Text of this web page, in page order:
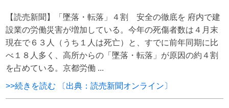
【読売新聞】「墜落・転落」４割 安全の徹底を 府内で建
設業の労働災害が増加している。今年の死傷者数は４月末
現在で６３人（うち１人は死亡）と、すでに前年同期に比
べ１８人多く、高所からの「墜落・転落」が原因の約４割
を占めている。京都労働 ...
>>続きを読む 〔出典：読売新聞オンライン〕